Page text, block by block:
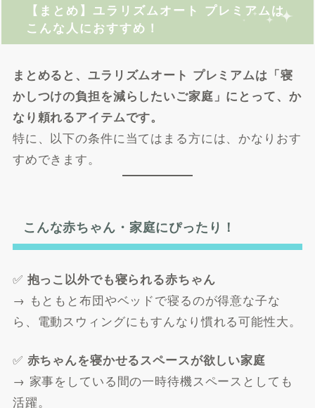
【まとめ】ユラリズムオート プレミアムは
こんな人におすすめ！
まとめると、ユラリズムオート プレミアムは「寝
かしつけの負担を減らしたいご家庭」にとって、か
なり頼れるアイテムです。
特に、以下の条件に当てはまる方には、かなりおす
すめできます。
こんな赤ちゃん・家庭にぴったり！
✅ 抱っこ以外でも寝られる赤ちゃん
→ もともと布団やベッドで寝るのが得意な子な
ら、電動スウィングにもすんなり慣れる可能性大。
✅ 赤ちゃんを寝かせるスペースが欲しい家庭
→ 家事をしている間の一時待機スペースとしても
活躍。